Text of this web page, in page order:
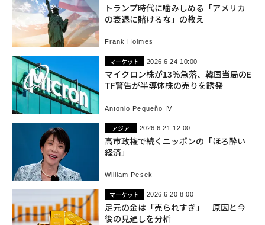
トランプ時代に噛みしめる「アメリカ
の衰退に賭けるな」の教え
Frank Holmes
マーケット 2026.6.24 10:00
マイクロン株が13％急落、韓国当局のE
TF警告が半導体株の売りを誘発
Antonio Pequeño IV
アジア 2026.6.21 12:00
高市政権で続くニッポンの「ほろ酔い
経済」
William Pesek
マーケット 2026.6.20 8:00
足元の金は「売られすぎ」 原因と今
後の見通しを分析